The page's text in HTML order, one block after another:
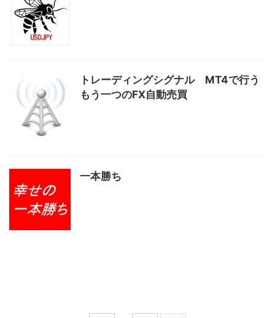
トレーディングシグナル MT4で行う
もう一つのFX自動売買
一本勝ち